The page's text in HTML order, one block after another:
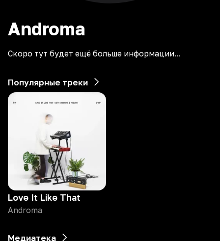
Androma
Скоро тут будет ещё больше информации...
Популярные треки
Love It Like That
Androma
Медиатека